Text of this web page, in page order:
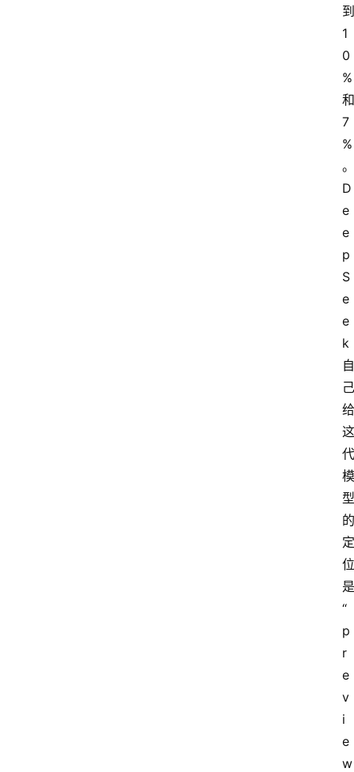
到
1
0
%
和
7
%
。
D
e
e
p
S
e
e
k
自
己
给
这
代
模
型
的
定
位
是
“
p
r
e
v
i
e
w